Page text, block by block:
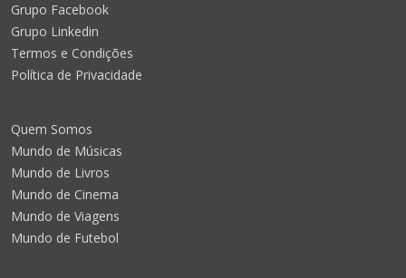
Grupo Facebook
Grupo Linkedin
Termos e Condições
Política de Privacidade
Quem Somos
Mundo de Músicas
Mundo de Livros
Mundo de Cinema
Mundo de Viagens
Mundo de Futebol